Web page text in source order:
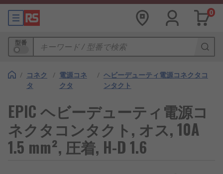
0
型番
/ コネク
タ
/ 電源コネ
クタ
/ ヘビーデューティ電源コネクタコ
ンタクト
EPIC ヘビーデューティ電源コ
ネクタコンタクト, オス, 10A
1.5 mm², 圧着, H-D 1.6